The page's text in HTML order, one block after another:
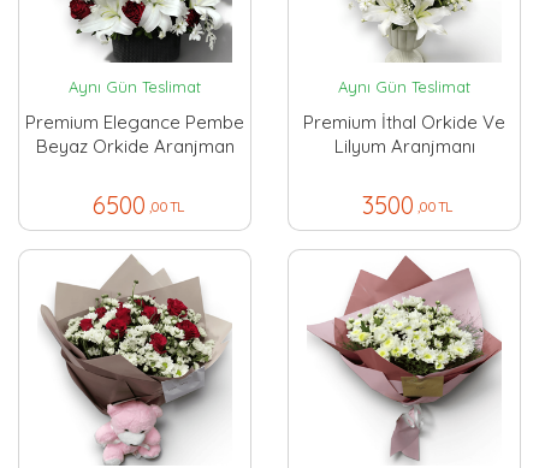
Aynı Gün Teslimat
Premium Elegance Pembe
Beyaz Orkide Aranjman
6500 ,00 TL
Aynı Gün Teslimat
Premium İthal Orkide Ve
Lilyum Aranjmanı
3500 ,00 TL